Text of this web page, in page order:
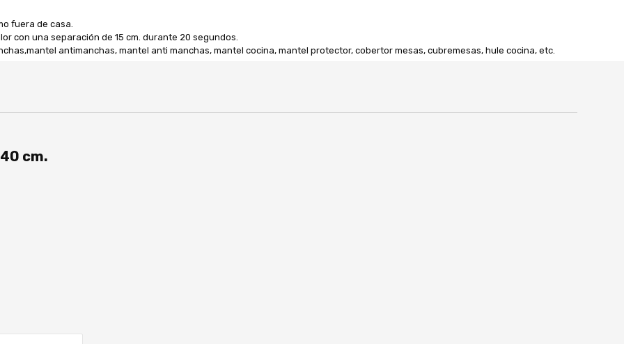
fuera de casa.
con una separación de 15 cm. durante 20 segundos.
antimanchas, mantel anti manchas, mantel cocina, mantel protector, cobertor mesas, cubremesas, hule cocina, etc.
cm.